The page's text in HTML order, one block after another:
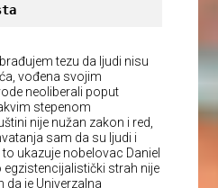
tezu da ljudi nisu
vođena svojim
neoliberali poput
stepenom
nije nužan zakon i red,
sam da su ljudi i
ukazuje nobelovac Daniel
strah nije
da je Univerzalna